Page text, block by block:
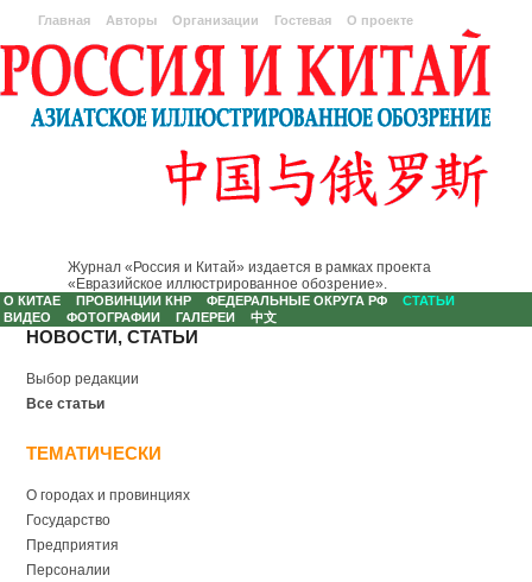
Главная Авторы Организации Гостевая О проекте
Журнал «Россия и Китай» издается в рамках проекта
«Евразийское иллюстрированное обозрение».
О КИТАЕ ПРОВИНЦИИ КНР ФЕДЕРАЛЬНЫЕ ОКРУГА РФ
СТАТЬИ
ВИДЕО
ФОТОГРАФИИ ГАЛЕРЕИ 中文
НОВОСТИ, СТАТЬИ
Выбор редакции
Все статьи
ТЕМАТИЧЕСКИ
О городах и провинциях
Государство
Предприятия
Персоналии